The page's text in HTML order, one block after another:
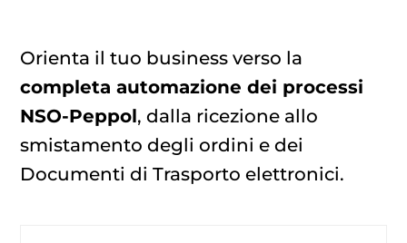
Orienta il tuo business verso la
completa automazione dei processi
NSO-Peppol, dalla ricezione allo
smistamento degli ordini e dei
Documenti di Trasporto elettronici.